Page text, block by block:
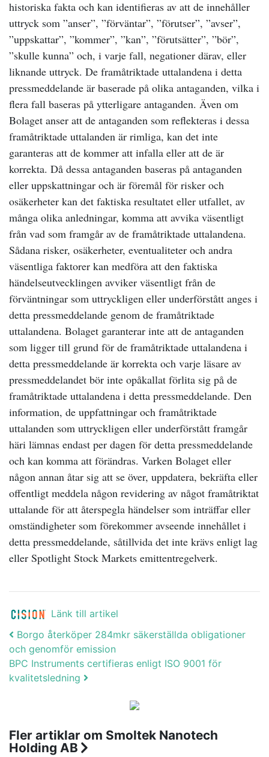
historiska fakta och kan identifieras av att de innehåller
uttryck som ”anser”, ”förväntar”, ”förutser”, ”avser”,
”uppskattar”, ”kommer”, ”kan”, ”förutsätter”, ”bör”,
”skulle kunna” och, i varje fall, negationer därav, eller
liknande uttryck. De framåtriktade uttalandena i detta
pressmeddelande är baserade på olika antaganden, vilka i
flera fall baseras på ytterligare antaganden. Även om
Bolaget anser att de antaganden som reflekteras i dessa
framåtriktade uttalanden är rimliga, kan det inte
garanteras att de kommer att infalla eller att de är
korrekta. Då dessa antaganden baseras på antaganden
eller uppskattningar och är föremål för risker och
osäkerheter kan det faktiska resultatet eller utfallet, av
många olika anledningar, komma att avvika väsentligt
från vad som framgår av de framåtriktade uttalandena.
Sådana risker, osäkerheter, eventualiteter och andra
väsentliga faktorer kan medföra att den faktiska
händelseutvecklingen avviker väsentligt från de
förväntningar som uttryckligen eller underförstått anges i
detta pressmeddelande genom de framåtriktade
uttalandena. Bolaget garanterar inte att de antaganden
som ligger till grund för de framåtriktade uttalandena i
detta pressmeddelande är korrekta och varje läsare av
pressmeddelandet bör inte opåkallat förlita sig på de
framåtriktade uttalandena i detta pressmeddelande. Den
information, de uppfattningar och framåtriktade
uttalanden som uttryckligen eller underförstått framgår
häri lämnas endast per dagen för detta pressmeddelande
och kan komma att förändras. Varken Bolaget eller
någon annan åtar sig att se över, uppdatera, bekräfta eller
offentligt meddela någon revidering av något framåtriktat
uttalande för att återspegla händelser som inträffar eller
omständigheter som förekommer avseende innehållet i
detta pressmeddelande, såtillvida det inte krävs enligt lag
eller Spotlight Stock Markets emittentregelverk.
Länk till artikel
Post navigation
Borgo återköper 284mkr säkerställda obligationer
och genomför emission
BPC Instruments certifieras enligt ISO 9001 för
kvalitetsledning
Fler artiklar om Smoltek Nanotech
Holding AB